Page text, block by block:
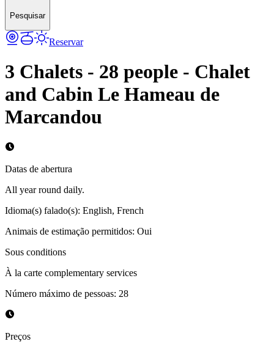
Pesquisar
Reservar
3 Chalets - 28 people - Chalet
and Cabin Le Hameau de
Marcandou
Datas de abertura
All year round daily.
Idioma(s) falado(s): English, French
Animais de estimação permitidos: Oui
Sous conditions
À la carte complementary services
Número máximo de pessoas: 28
Preços